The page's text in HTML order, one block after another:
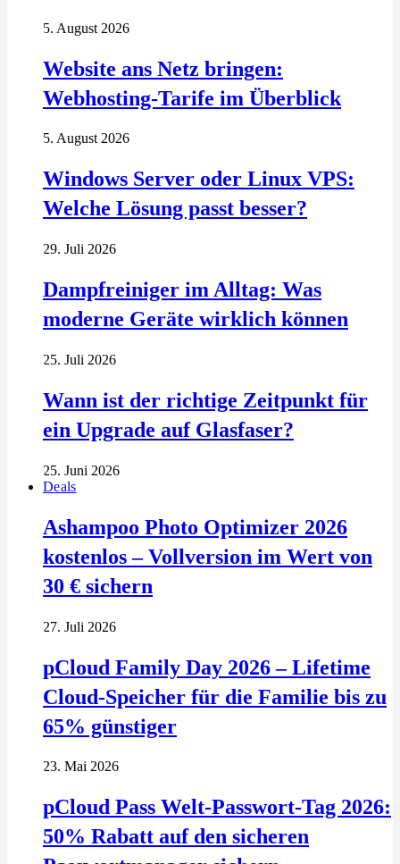
5. August 2026
Website ans Netz bringen:
Webhosting-Tarife im Überblick
5. August 2026
Windows Server oder Linux VPS:
Welche Lösung passt besser?
29. Juli 2026
Dampfreiniger im Alltag: Was
moderne Geräte wirklich können
25. Juli 2026
Wann ist der richtige Zeitpunkt für
ein Upgrade auf Glasfaser?
25. Juni 2026
Deals
Ashampoo Photo Optimizer 2026
kostenlos – Vollversion im Wert von
30 € sichern
27. Juli 2026
pCloud Family Day 2026 – Lifetime
Cloud-Speicher für die Familie bis zu
65% günstiger
23. Mai 2026
pCloud Pass Welt-Passwort-Tag 2026:
50% Rabatt auf den sicheren